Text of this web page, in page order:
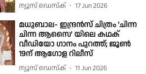
ന്യൂസ് ഡെസ്ക് 17 Jun 2026
മധുബാല- ഇന്ദ്രൻസ് ചിത്രം 'ചിന്ന
ചിന്ന ആസൈ' യിലെ കഥക്
വീഡിയോ ഗാനം പുറത്ത്; ജൂൺ
19ന് ആഗോള റിലീസ്
ന്യൂസ് ഡെസ്ക് 11 Jun 2026